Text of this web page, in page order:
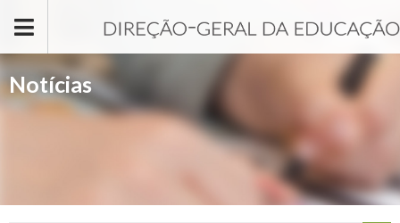
Notícias